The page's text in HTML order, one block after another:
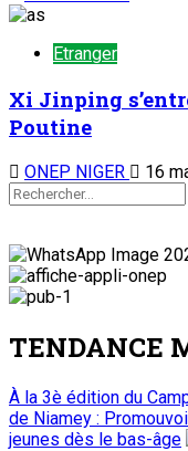
Etranger
Xi Jinping
Poutine
ONEP NIGER 16
TENDANCE
À la 3è édition du
de Niamey :
jeunes dès le bas-âge